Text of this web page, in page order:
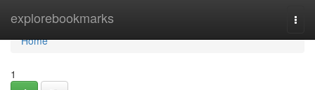
explorebookmarks
Home
Home
1